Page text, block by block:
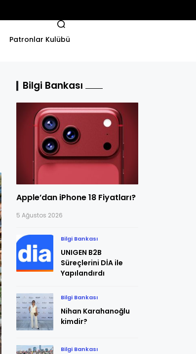
Patronlar Kulübü
Bilgi Bankası
Apple’dan iPhone 18 Fiyatları?
5 Ağustos 2026
Bilgi Bankası
UNIGEN B2B
Süreçlerini DİA ile
Yapılandırdı
Bilgi Bankası
Nihan Karahanoğlu
kimdir?
Bilgi Bankası